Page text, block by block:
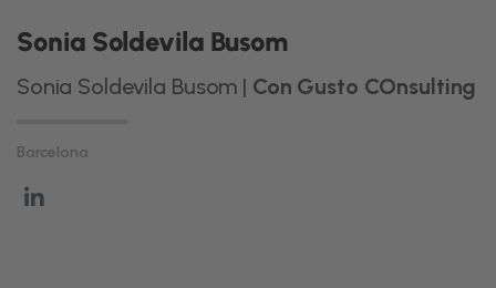
Sonia Soldevila Busom
Sonia Soldevila Busom | Con Gusto COnsulting
Barcelona